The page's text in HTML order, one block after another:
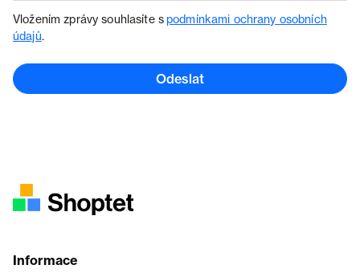
Vložením zprávy souhlasíte spodmínkami ochrany osobních
údajů.
Odeslat
Informace